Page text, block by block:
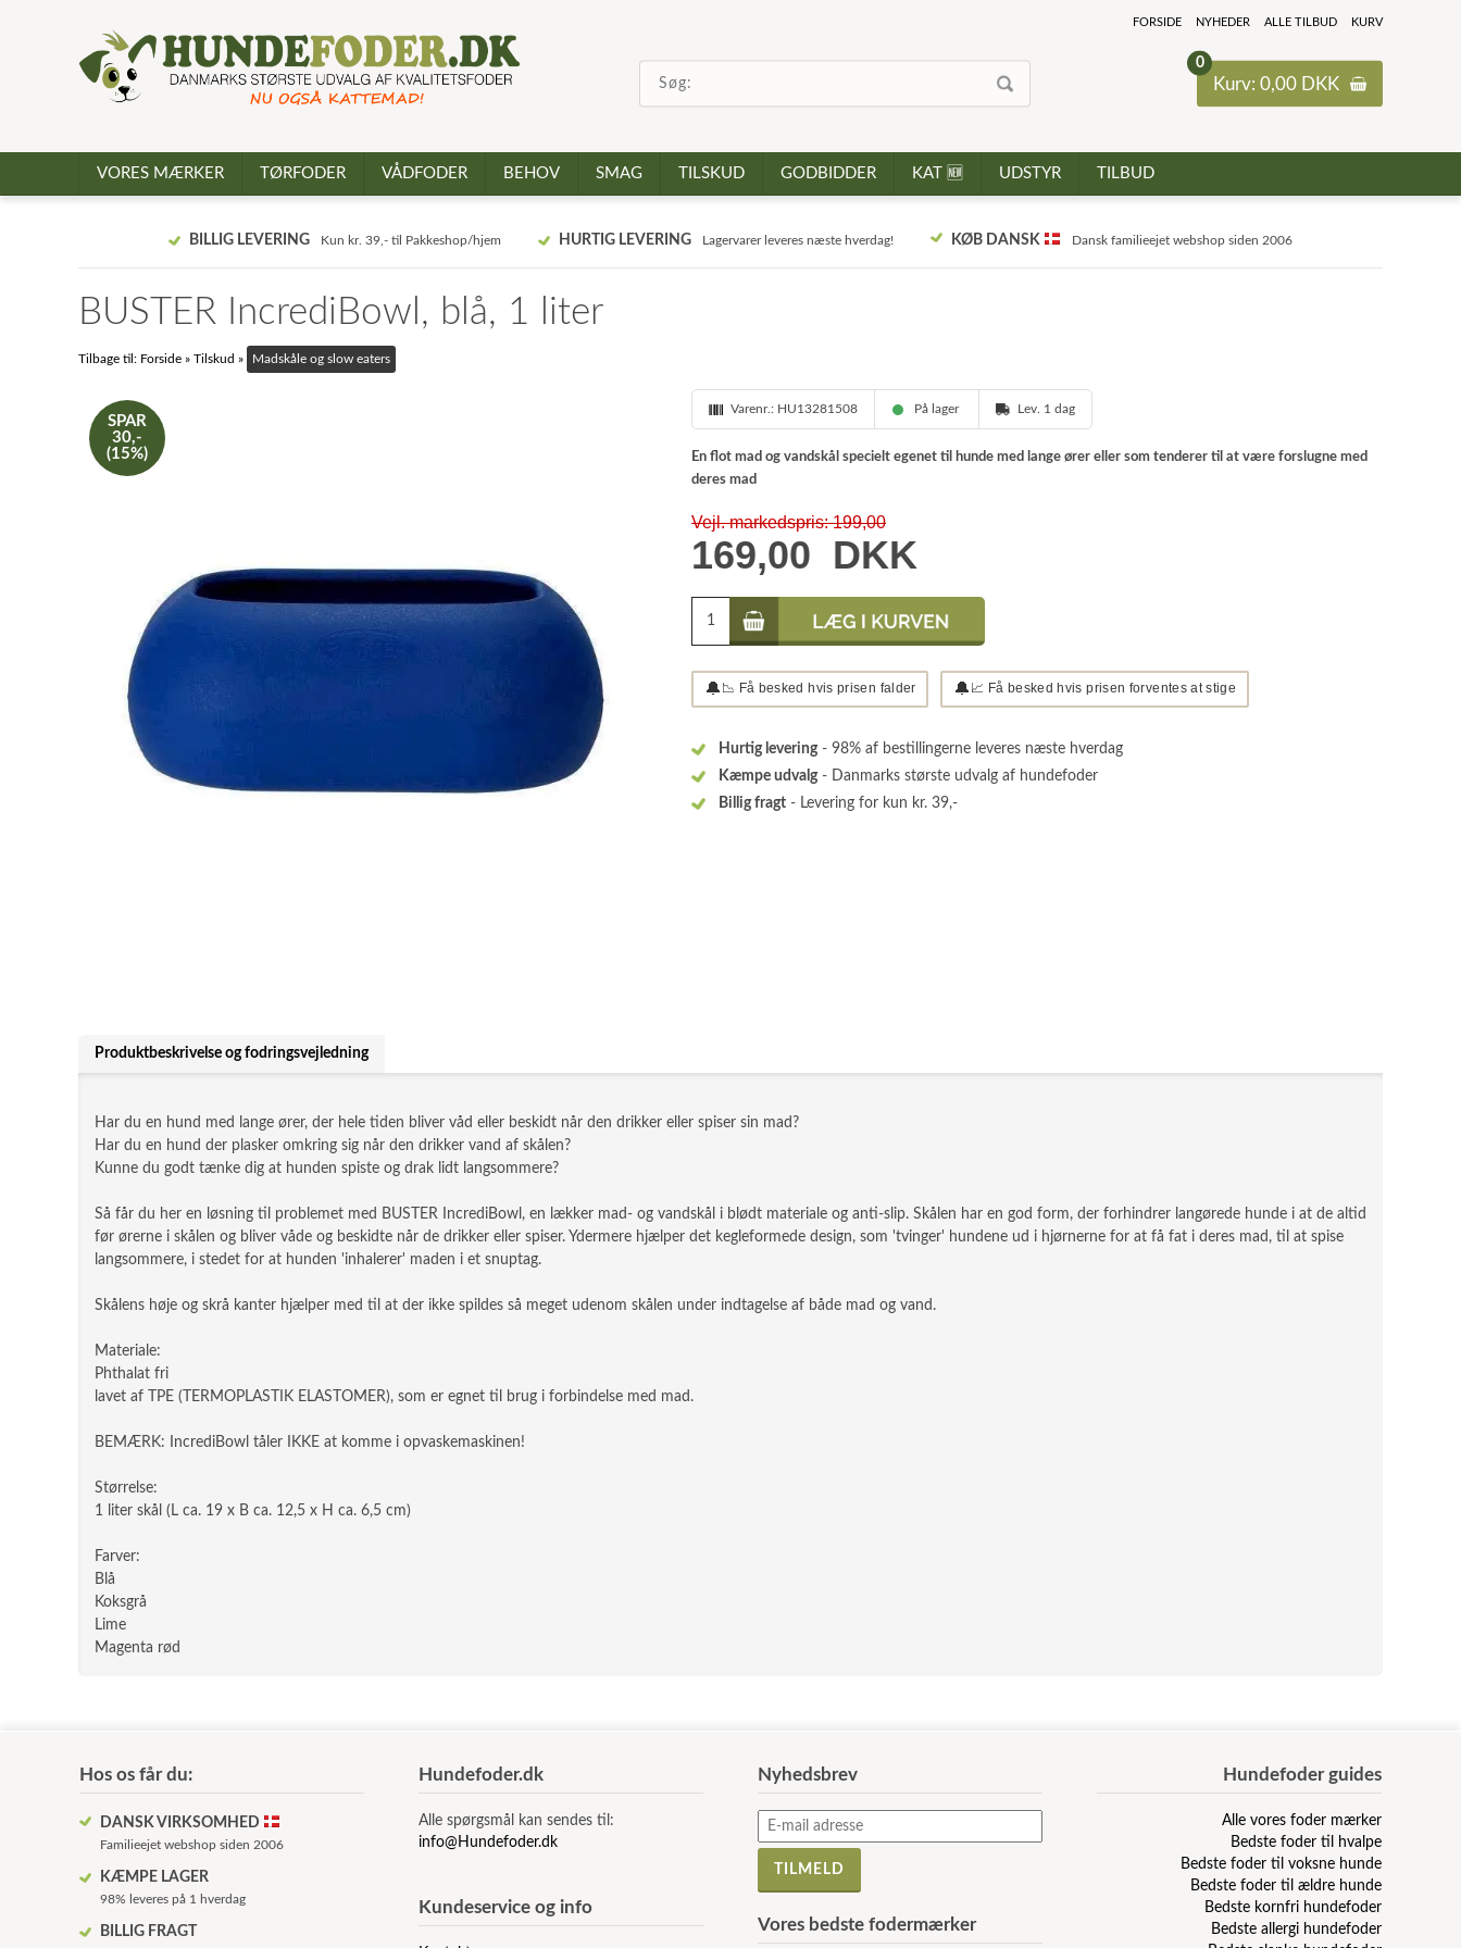
0
Kurv: 0,00 DKK
FORSIDE NYHEDER ALLE TILBUD KURV
VORES MÆRKER TØRFODER VÅDFODER BEHOV SMAG TILSKUD GODBIDDER KAT 🆕 UDSTYR TILBUD
BILLIG LEVERING Kun kr. 39,- til Pakkeshop/hjem HURTIG LEVERING Lagervarer leveres næste hverdag! KØB DANSK Dansk familieejet webshop siden 2006
BUSTER IncrediBowl, blå, 1 liter
Tilbage til: Forside » Tilskud » Madskåle og slow eaters
SPAR
30,-
(15%)
Varenr.: HU13281508 På lager Lev. 1 dag
En flot mad og vandskål specielt egenet til hunde med lange ører eller som tenderer til at være forslugne med
deres mad
Vejl. markedspris: 199,00
169,00 DKK
🔔 📉 Få besked hvis prisen falder 🔔 📈 Få besked hvis prisen forventes at stige
Hurtig levering- 98% af bestillingerne leveres næste hverdag
Kæmpe udvalg- Danmarks største udvalg af hundefoder
Billig fragt - Levering for kun kr. 39,-
Produktbeskrivelse og fodringsvejledning
Har du en hund med lange ører, der hele tiden bliver våd eller beskidt når den drikker eller spiser sin mad?
Har du en hund der plasker omkring sig når den drikker vand af skålen?
Kunne du godt tænke dig at hunden spiste og drak lidt langsommere?
Så får du her en løsning til problemet med BUSTER IncrediBowl, en lækker mad- og vandskål i blødt materiale og anti-slip. Skålen har en god form, der forhindrer langørede hunde i at de altid
før ørerne i skålen og bliver våde og beskidte når de drikker eller spiser. Ydermere hjælper det kegleformede design, som 'tvinger' hundene ud i hjørnerne for at få fat i deres mad, til at spise
langsommere, i stedet for at hunden 'inhalerer' maden i et snuptag.
Skålens høje og skrå kanter hjælper med til at der ikke spildes så meget udenom skålen under indtagelse af både mad og vand.
Materiale:
Phthalat fri
lavet af TPE (TERMOPLASTIK ELASTOMER), som er egnet til brug i forbindelse med mad.
BEMÆRK: IncrediBowl tåler IKKE at komme i opvaskemaskinen!
Størrelse:
1 liter skål (L ca. 19 x B ca. 12,5 x H ca. 6,5 cm)
Farver:
Blå
Koksgrå
Lime
Magenta rød
Hos os får du:
DANSK VIRKSOMHED
Familieejet webshop siden 2006
KÆMPE LAGER
98% leveres på 1 hverdag
BILLIG FRAGT
Hundefoder.dk
Alle spørgsmål kan sendes til:
info@Hundefoder.dk
Kundeservice og info
Nyhedsbrev
Vores bedste fodermærker
Hundefoder guides
Alle vores foder mærker
Bedste foder til hvalpe
Bedste foder til voksne hunde
Bedste foder til ældre hunde
Bedste kornfri hundefoder
Bedste allergi hundefoder